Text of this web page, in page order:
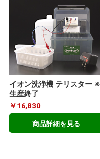
イオン洗浄機 テリスター ※
生産終了
￥16,830
商品詳細を見る